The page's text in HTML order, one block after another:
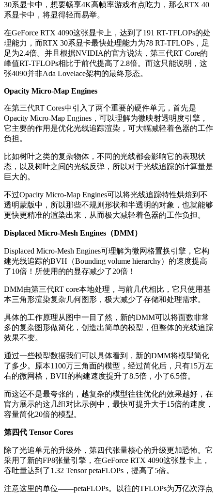
30系显卡中，想要畅享4K高帧率游戏有点吃力，那么RTX 40
系显卡中，将显得轻而易举。
在GeForce RTX 4090这张显卡上，达到了191 RT-TFLOPs的处
理能力，而RTX 30系显卡最快处理能力为78 RT-TFLOPs，足
足为2.4倍。并且根据NVIDIA的官方说法，第三代RT Core的
峰值RT-TFLOPs相比于前代提高了2.8倍。而这只能说明，这
张4090并非Ada Lovelace架构的最终形态。
Opacity Micro-Map Engines
在第三代RT Cores中引入了两个重要的硬件单元，首先是
Opacity Micro-Map Engines，可以理解为微映射透明度引擎，
它主要的作用是优化光线追踪渲染，可大幅减轻着色器的工作
负担。
比如树叶之类的复杂物体，不同的光线都会影响它的表现状
态，以及树叶之间的光线反弹，所以对于光线追踪的计算量是
巨大的。
不过Opacity Micro-Map Engines可以将光线追踪特性烘焙到不
透明蒙版中，所以那些不规则形状和半透明的对象，也就能够
更快更精准的渲染出来，从而极大减轻着色器的工作负担。
Displaced Micro-Mesh Engines（DMM）
Displaced Micro-Mesh Engines可理解为微网格置换引擎，它构
建光线追踪的BVH（Bounding volume hierarchy）的速度提高
了10倍！所使用的的显存减少了20倍！
DMM由第三代RT core本地处理，与前几代相比，它只使用基
本三角形渲染复杂几何图形，极大减少了存储和处理需求。
具体的工作原理从图中一目了然，新的DMM可以将面数非常
多的复杂图形做简化，创造出简单的模型，但整体的光线追踪
效果不变。
通过一些模型数据我们可以具体看到，新的DMM将模型简化
了多少。原本1100万三角面的模型，经过简化后，只有15万左
右的微网格，BVH的构建速度提升了8.5倍，小了6.5倍。
而这还不是最夸张的，越复杂的模型往往优化的效果越好，在
官方展示的这几组对比示例中，最快可提升大于15倍的速度，
容量简化20倍的模型。
第四代 Tensor Cores
除了光追单元的升级外，第四代张量核心的升级更加恐怖。它
采用了新的FP8张量引擎，在GeForce RTX 4090这张显卡上，
吞吐量达到了1.32 Tensor petaFLOPs，提高了5倍。
注意这里的单位——petaFLOPs。以往的TFLOPs为万亿次浮点